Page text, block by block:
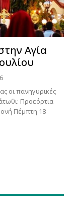
Αγία
οι πανηγυρικές